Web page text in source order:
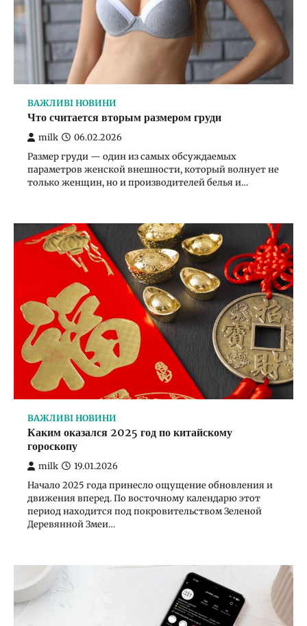
milk 06.02.2026
4
ВАЖЛИВІ НОВИНИ
Каким оказался 2025 год по китайскому
гороскопу
milk 19.01.2026
5
ВАЖЛИВІ НОВИНИ
Як оригінально прокоментувати знімок у сторіс?
milk 13.01.2026
ВАЖЛИВІ НОВИНИ
Что считается вторым размером груди
milk 06.02.2026
Размер груди — один из самых обсуждаемых
параметров женской внешности, который волнует не
только женщин, но и производителей белья и…
ВАЖЛИВІ НОВИНИ
Каким оказался 2025 год по китайскому
гороскопу
milk 19.01.2026
Начало 2025 года принесло ощущение обновления и
движения вперед. По восточному календарю этот
период находится под покровительством Зеленой
Деревянной Змеи…